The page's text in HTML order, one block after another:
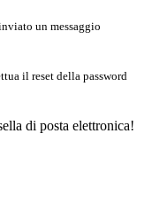
un messaggio
il reset della password
di posta elettronica!